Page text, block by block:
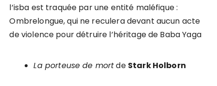
l’isba est traquée par une entité maléfique :
Ombrelongue, qui ne reculera devant aucun acte
de violence pour détruire l’héritage de Baba Yaga
La porteuse de mortde Stark Holborn